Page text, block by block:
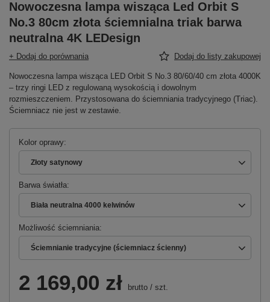
Nowoczesna lampa wisząca Led Orbit S
No.3 80cm złota ściemnialna triak barwa
neutralna 4K LEDesign
+ Dodaj do porównania Dodaj do listy zakupowej
Nowoczesna lampa wisząca LED Orbit S No.3 80/60/40 cm złota 4000K
– trzy ringi LED z regulowaną wysokością i dowolnym
rozmieszczeniem. Przystosowana do ściemniania tradycyjnego (Triac).
Ściemniacz nie jest w zestawie.
Kolor oprawy
Złoty satynowy
Barwa światła
Biała neutralna 4000 kelwinów
Możliwość ściemniania
Ściemnianie tradycyjne (ściemniacz ścienny)
2 169,00 zł brutto / szt.